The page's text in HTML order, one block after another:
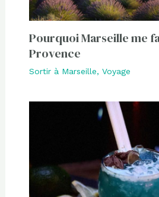
Pourquoi Marseille me
Provence
Sortir à Marseille, Voyage